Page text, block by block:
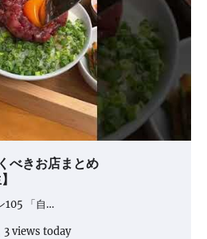
べきお店まとめ
105 「自…
views today